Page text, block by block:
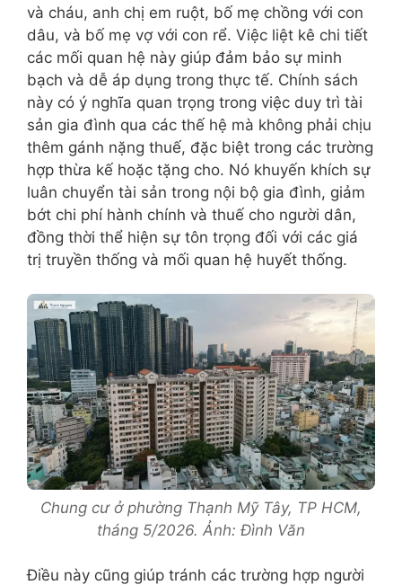
và cháu, anh chị em ruột, bố mẹ chồng với con
dâu, và bố mẹ vợ với con rể. Việc liệt kê chi tiết
các mối quan hệ này giúp đảm bảo sự minh
bạch và dễ áp dụng trong thực tế. Chính sách
này có ý nghĩa quan trọng trong việc duy trì tài
sản gia đình qua các thế hệ mà không phải chịu
thêm gánh nặng thuế, đặc biệt trong các trường
hợp thừa kế hoặc tặng cho. Nó khuyến khích sự
luân chuyển tài sản trong nội bộ gia đình, giảm
bớt chi phí hành chính và thuế cho người dân,
đồng thời thể hiện sự tôn trọng đối với các giá
trị truyền thống và mối quan hệ huyết thống.
Chung cư ở phường Thạnh Mỹ Tây, TP HCM,
tháng 5/2026. Ảnh: Đình Văn
Điều này cũng giúp tránh các trường hợp người